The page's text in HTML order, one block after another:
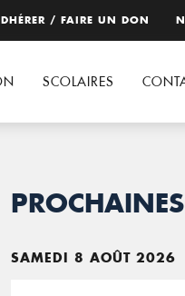
/ FAIRE UN DON
SCOLAIRES
SAMEDI 8 AOÛT 2026